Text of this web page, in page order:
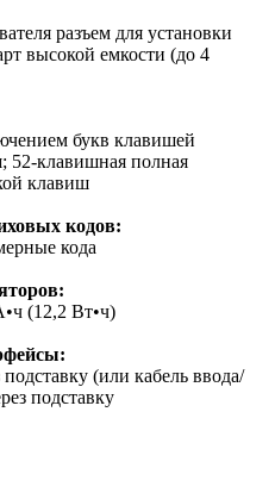
разъем для установки
высокой емкости (до 4
букв клавишей
52-клавишная полная
клавиш
кодов:
кода
(12,2 Вт•ч)
(или кабель ввода/
подставку